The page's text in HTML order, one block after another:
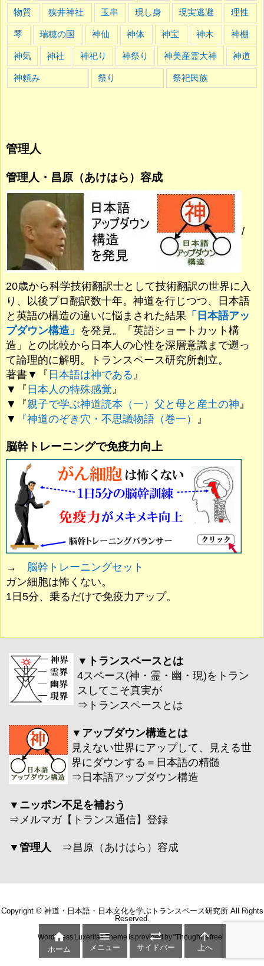
物質 狭井神社 玉串 現し身 現実逃避 理性
琴 瑞穂の国 神仙 神体 神宝 神木 神棚
神気 神社 神祀り 神祭り 神美産霊大神 神道
神頼み 祭り 祭祀民族
管理人
管理人・昌原（あけはら）容成
/
20歳から科学技術翻訳士として技術翻訳の世界に入
り、以後プロ翻訳数十年。神道を行じつつ、日本語
と英語の構造の違いに悩まされた結果 「日本語アッ
プダウン構造」 を発見。「英語ショートカット構
造」との比較から日本人の心性を深層意識まで遡っ
て論理的に解明。トランスペース研究所創立。
著書▼『 日本語は神である 』
▼『 日本人の特殊感覚 』
▼『親子で学ぶ神道読本（一）父と母と産土の神 』
▼
『神道のぞき穴・不思議物語（巻一） 』
脳幹トレーニングで免疫力向上
→ 脳幹トレーニングセット
ガン細胞は怖くない。
1日5分、乗るだけで免疫力アップ。
▼トランスペースとは
4スペース(神・霊・幽・現)をトラン
スしてこそ真実が
⇒ トランスペースとは
▼アップダウン構造とは
見えない世界にアップして、見える世
界にダウンする＝日本語の精髄
⇒日本語アップダウン構造
▼ニッポン不足を補おう
⇒ メルマガ【トランス通信】登録
▼管理人 ⇒昌原（あけはら）容成
Copyright © 神道・日本語・日本文化を学ぶトランスペース研究所All Rights
Reserved.
WordPress Luxeritas Theme is provided by "Thought is free".

ホーム

メニュー

サイドバー

上へ